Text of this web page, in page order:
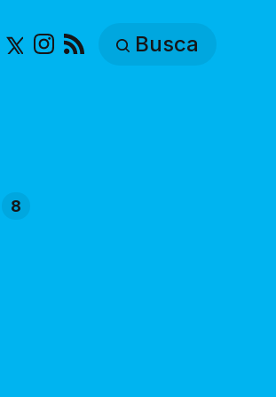
Facebook
X Instagram Busca
8